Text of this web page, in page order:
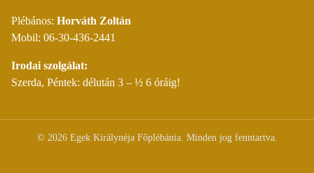
Plébános: Horváth Zoltán
Mobil: 06-30-436-2441
Irodai szolgálat:
Szerda, Péntek: délután 3 – ½ 6 óráig!
© 2026Egek Királynéja Főplébánia. Minden jog fenntartva.